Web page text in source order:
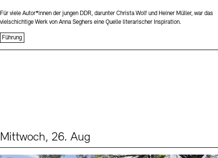
Für viele Autor*innen der jungen DDR, darunter Christa Wolf und Heiner Müller, war das
vielschichtige Werk von Anna Seghers eine Quelle literarischer Inspiration.
Führung
Mittwoch, 26. Aug